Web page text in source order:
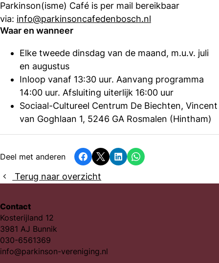
Parkinson(isme) Café is per mail bereikbaar
via: info@parkinsoncafedenbosch.nl
Waar en wanneer
Elke tweede dinsdag van de maand, m.u.v. juli
en augustus
Inloop vanaf 13:30 uur. Aanvang programma
14:00 uur. Afsluiting uiterlijk 16:00 uur
Sociaal-Cultureel Centrum De Biechten, Vincent
van Goghlaan 1, 5246 GA Rosmalen (Hintham)
Deel met anderen Facebook
X LinkedInWhatsapp
Terug naar overzicht
Contact
Kosterijland 12
3981 AJ Bunnik
030-6561369
info@parkinson-vereniging.nl